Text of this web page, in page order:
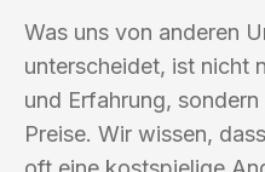
Was uns von anderen
unterscheidet, ist nicht
und Erfahrung,
Preise. Wir wissen,